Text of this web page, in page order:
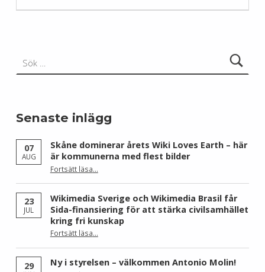
Senaste inlägg
07
AUG
Skåne dominerar årets Wiki Loves Earth – här
är kommunerna med flest bilder
Fortsätt läsa“Skåne dominerar årets Wiki Loves Earth – här är kommunerna med flest bilder”
…
23
JUL
Wikimedia Sverige och Wikimedia Brasil får
Sida-finansiering för att stärka civilsamhället
kring fri kunskap
Fortsätt läsa“Wikimedia Sverige och Wikimedia Brasil får Sida-finansiering för att stärka civilsamhället kring fri kunskap”
…
29 Ny i styrelsen – välkommen Antonio Molin!